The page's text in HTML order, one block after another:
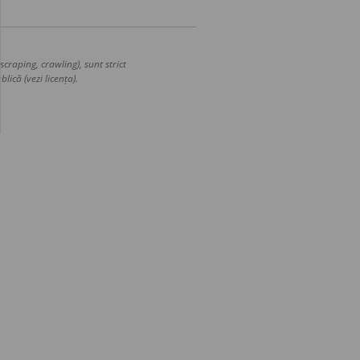
crawling), sunt strict
(vezi licența).